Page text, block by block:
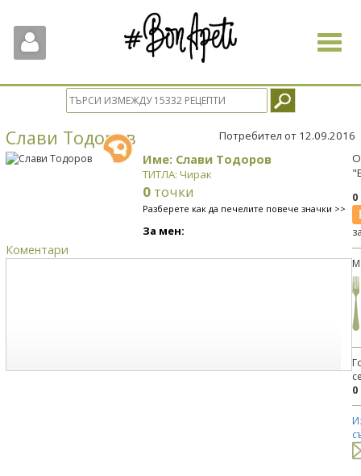
Toggle
Слави Тодоров Потребител от 12.09.2016
Име: Слави Тодоров
ТИТЛА: Чирак
0 точки
Разберете как да печелите повече значки >>
За мен:
Коментари
0